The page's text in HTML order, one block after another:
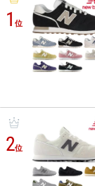
1位
2位